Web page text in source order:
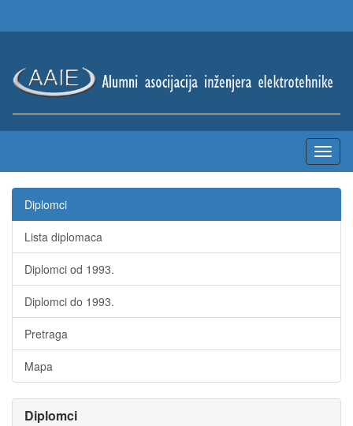
Diplomci
Lista diplomaca
Diplomci od 1993.
Diplomci do 1993.
Pretraga
Mapa
Diplomci